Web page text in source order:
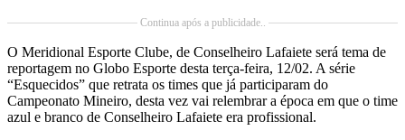
Continua após a publicidade..
O Meridional Esporte Clube, de Conselheiro Lafaiete será tema de
reportagem no Globo Esporte desta terça-feira, 12/02. A série
“Esquecidos” que retrata os times que já participaram do
Campeonato Mineiro, desta vez vai relembrar a época em que o time
azul e branco de Conselheiro Lafaiete era profissional.